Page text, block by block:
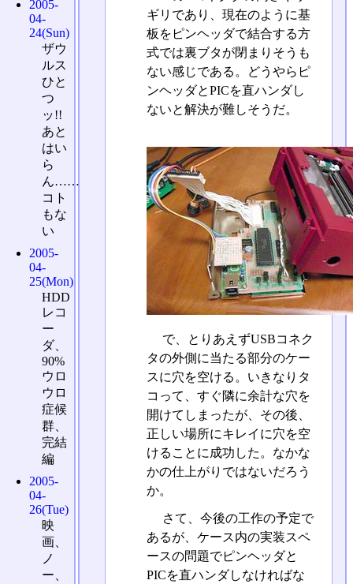
ギリであり、現在のように基
板をピンヘッダで結合する方
式では裏ブタが閉まりそうも
ない感じである。どうやらピ
ンヘッダとPICを直ハンダし
ないと解決が難しそうだ。
で、とりあえずUSBコネク
タの外側に当たる部分のケー
スに穴を空ける。いきなりタ
コって、すぐ隣に余計な穴を
開けてしまったが、その後、
正しい場所にキレイに穴を空
けることに成功した。なかな
かの仕上がりではないだろう
か。
さて、今後の工作の予定で
あるが、ケース内の実装スペ
ースの問題でピンヘッダと
PICを直ハンダしなければな
2005-
04-
24(Sun)
ザウ
ルス
ひと
つ
ッ!!
あと
はい
ら
ん……
コト
もな
い
2005-
04-
25(Mon)
HDD
レコ
ー
ダ、
90%
ウロ
ウロ
症候
群、
完結
編
2005-
04-
26(Tue)
映
画、
ノ
ー、